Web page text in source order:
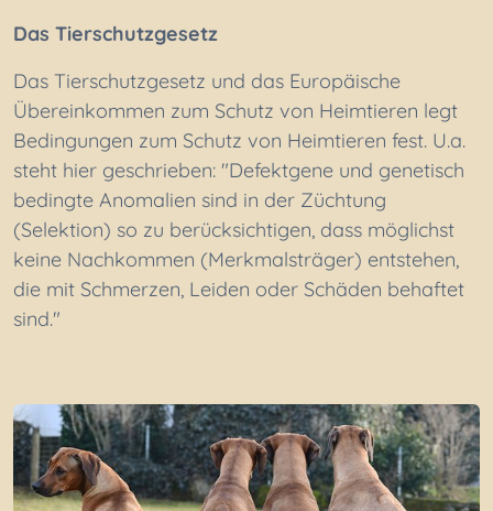
Das Tierschutzgesetz
Das Tierschutzgesetz und das Europäische
Übereinkommen zum Schutz von Heimtieren legt
Bedingungen zum Schutz von Heimtieren fest. U.a.
steht hier geschrieben: "Defektgene und genetisch
bedingte Anomalien sind in der Züchtung
(Selektion) so zu berücksichtigen, dass möglichst
keine Nachkommen (Merkmalsträger) entstehen,
die mit Schmerzen, Leiden oder Schäden behaftet
sind."